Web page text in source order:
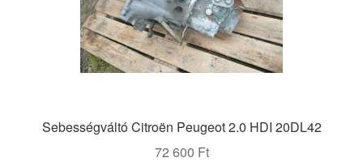
Saját fiókom
Sebességváltó Citroën Peugeot 2.0 HDI 20DL42
72 600 Ft